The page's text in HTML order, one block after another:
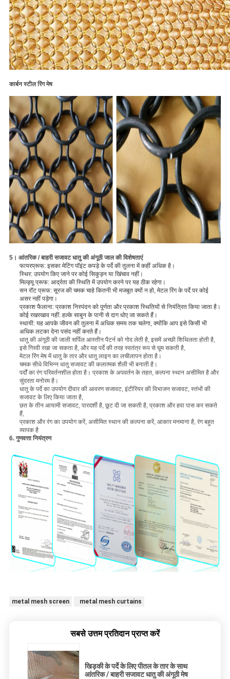
कार्बन स्टील रिंग मेष
5। आंतरिक / बाहरी सजावट धातु की अंगूठी जाल की विशेषताएं
फायरप्रूफ: इसका मेटिंग पॉइंट कपड़े के पर्दे की तुलना में कहीं अधिक है।
स्थिर: उपयोग किए जाने पर कोई सिकुड़न या खिंचाव नहीं।
मिल्ड्यू प्रूफ: आर्द्रता की स्थिति में उपयोग करने पर यह ठीक रहेगा।
सन रॉट प्रूफ: सूरज की चमक चाहे कितनी भी मजबूत क्यों न हो, मेटल रिंग के पर्दे पर कोई
असर नहीं पड़ेगा।
प्रकाश फैलाना: प्रकाश निस्पंदन को पूर्णता और प्रकाश स्थितियों से नियंत्रित किया जाता है।
कोई रखरखाव नहीं: हल्के साबुन के पानी से दाग धोए जा सकते हैं।
स्थायी: यह आपके जीवन की तुलना में अधिक समय तक चलेगा, क्योंकि आप इसे किसी भी
अधिक लटका देना पसंद नहीं करते हैं।
धातु की अंगूठी की जाली सर्पिल आस्तीन पैटर्न को गोद लेती है, इसमें अच्छी शिथिलता होती है,
इसे गिरवी रखा जा सकता है, और यह पर्दे की तरह स्वतंत्र रूप से घूम सकती है,
मेटल रिंग मेष में धातु के तार और धातु लाइन का लचीलापन होता है।
चमक सीधे विभिन्न धातु सजावट की कलात्मक शैली भी बनाती है।
पर्दों का रंग परिवर्तनशील होता है। प्रकाश के अपवर्तन के तहत, कल्पना स्थान असीमित है और
सुंदरता मनोरम है।
धातु के पर्दे का उपयोग दीवार की आवरण सजावट, इंटीरियर की विभाजन सजावट, स्तंभों की
सजावट के लिए किया जाता है,
छत के तीन आयामी सजावट, पारदर्शी है, छूट दी जा सकती है, प्रकाश और हवा पास कर सकते
हैं,
प्रकाश और रंग का उपयोग करें, असीमित स्थान की कल्पना करें, आकार मनमाना है, रंग बहुत
व्यापक है
6. गुणवत्ता नियंत्रण
metal mesh screen metal mesh curtains
सबसे उत्तम प्रतिदान प्राप्त करें
खिड़की के पर्दे के लिए पीतल के तार के साथ
आंतरिक / बाहरी सजावट धातु की अंगूठी मेष